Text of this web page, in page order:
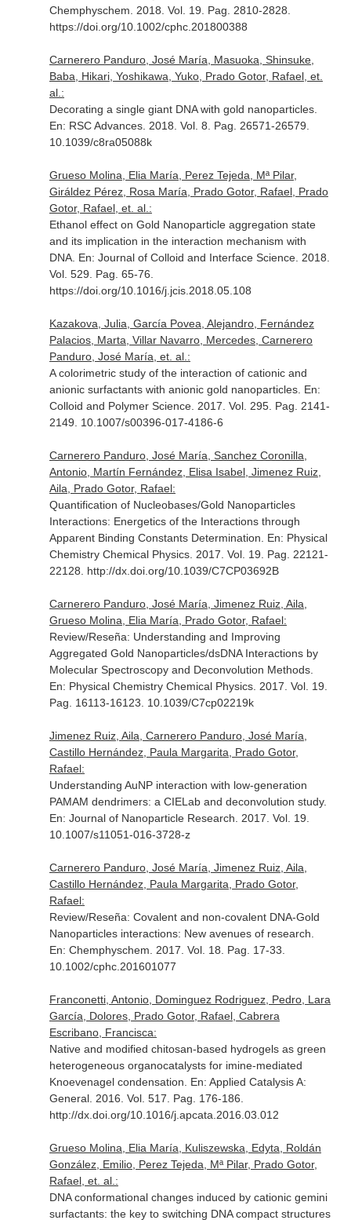
Chemphyschem . 2018. Vol. 19. Pag. 2810-2828.
https://doi.org/10.1002/cphc.201800388
Carnerero Panduro, José María, Masuoka, Shinsuke,
Baba, Hikari, Yoshikawa, Yuko, Prado Gotor, Rafael, et.
al.:
Decorating a single giant DNA with gold nanoparticles.
En: RSC Advances. 2018. Vol. 8. Pag. 26571-26579.
10.1039/c8ra05088k
Grueso Molina, Elia María, Perez Tejeda, Mª Pilar,
Giráldez Pérez, Rosa María, Prado Gotor, Rafael, Prado
Gotor, Rafael, et. al.:
Ethanol effect on Gold Nanoparticle aggregation state
and its implication in the interaction mechanism with
DNA. En: Journal of Colloid and Interface Science. 2018.
Vol. 529. Pag. 65-76.
https://doi.org/10.1016/j.jcis.2018.05.108
Kazakova, Julia, García Povea, Alejandro, Fernández
Palacios, Marta, Villar Navarro, Mercedes, Carnerero
Panduro, José María, et. al.:
A colorimetric study of the interaction of cationic and
anionic surfactants with anionic gold nanoparticles. En:
Colloid and Polymer Science. 2017. Vol. 295. Pag. 2141-
2149. 10.1007/s00396-017-4186-6
Carnerero Panduro, José María, Sanchez Coronilla,
Antonio, Martín Fernández, Elisa Isabel, Jimenez Ruiz,
Aila, Prado Gotor, Rafael:
Quantification of Nucleobases/Gold Nanoparticles
Interactions: Energetics of the Interactions through
Apparent Binding Constants Determination. En: Physical
Chemistry Chemical Physics. 2017. Vol. 19. Pag. 22121-
22128. http://dx.doi.org/10.1039/C7CP03692B
Carnerero Panduro, José María, Jimenez Ruiz, Aila,
Grueso Molina, Elia María, Prado Gotor, Rafael:
Review/Reseña: Understanding and Improving
Aggregated Gold Nanoparticles/dsDNA Interactions by
Molecular Spectroscopy and Deconvolution Methods.
En: Physical Chemistry Chemical Physics. 2017. Vol. 19.
Pag. 16113-16123. 10.1039/C7cp02219k
Jimenez Ruiz, Aila, Carnerero Panduro, José María,
Castillo Hernández, Paula Margarita, Prado Gotor,
Rafael:
Understanding AuNP interaction with low-generation
PAMAM dendrimers: a CIELab and deconvolution study.
En: Journal of Nanoparticle Research . 2017. Vol. 19.
10.1007/s11051-016-3728-z
Carnerero Panduro, José María, Jimenez Ruiz, Aila,
Castillo Hernández, Paula Margarita, Prado Gotor,
Rafael:
Review/Reseña: Covalent and non-covalent DNA-Gold
Nanoparticles interactions: New avenues of research.
En: Chemphyschem . 2017. Vol. 18. Pag. 17-33.
10.1002/cphc.201601077
Franconetti, Antonio, Dominguez Rodriguez, Pedro, Lara
García, Dolores, Prado Gotor, Rafael, Cabrera
Escribano, Francisca:
Native and modified chitosan-based hydrogels as green
heterogeneous organocatalysts for imine-mediated
Knoevenagel condensation. En: Applied Catalysis A:
General. 2016. Vol. 517. Pag. 176-186.
http://dx.doi.org/10.1016/j.apcata.2016.03.012
Grueso Molina, Elia María, Kuliszewska, Edyta, Roldán
González, Emilio, Perez Tejeda, Mª Pilar, Prado Gotor,
Rafael, et. al.:
DNA conformational changes induced by cationic gemini
surfactants: the key to switching DNA compact structures